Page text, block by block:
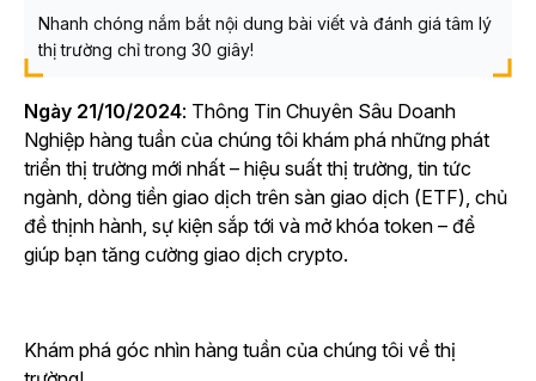
Nhanh chóng nắm bắt nội dung bài viết và đánh giá tâm lý
thị trường chỉ trong 30 giây!
Ngày 21/10/2024: Thông Tin Chuyên Sâu Doanh
Nghiệp hàng tuần của chúng tôi khám phá những phát
triển thị trường mới nhất – hiệu suất thị trường, tin tức
ngành, dòng tiền giao dịch trên sàn giao dịch (ETF), chủ
đề thịnh hành, sự kiện sắp tới và mở khóa token – để
giúp bạn tăng cường giao dịch crypto.
Khám phá góc nhìn hàng tuần của chúng tôi về thị